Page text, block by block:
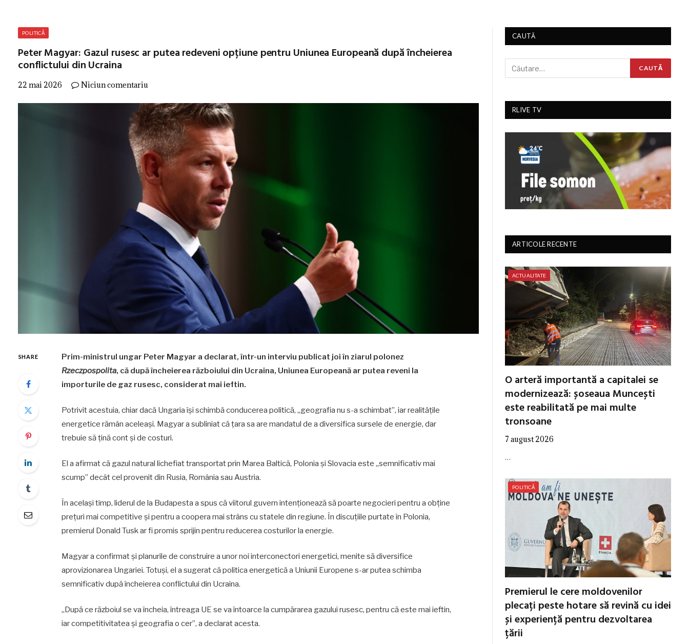
POLITICĂ
Peter Magyar: Gazul rusesc ar putea redeveni opțiune pentru Uniunea Europeană după încheierea
conflictului din Ucraina
22 mai 2026 Niciun comentariu
SHARE
Prim-ministrul ungar Peter Magyar a declarat, într-un interviu publicat joi în ziarul polonez
Rzeczpospolita, că după încheierea războiului din Ucraina, Uniunea Europeană ar putea reveni la
importurile de gaz rusesc, considerat mai ieftin.
Potrivit acestuia, chiar dacă Ungaria își schimbă conducerea politică, „geografia nu s-a schimbat”, iar realitățile
energetice rămân aceleași. Magyar a subliniat că țara sa are mandatul de a diversifica sursele de energie, dar
trebuie să țină cont și de costuri.
El a afirmat că gazul natural lichefiat transportat prin Marea Baltică, Polonia și Slovacia este „semnificativ mai
scump” decât cel provenit din Rusia, România sau Austria.
În același timp, liderul de la Budapesta a spus că viitorul guvern intenționează să poarte negocieri pentru a obține
prețuri mai competitive și pentru a coopera mai strâns cu statele din regiune. În discuțiile purtate în Polonia,
premierul Donald Tusk ar fi promis sprijin pentru reducerea costurilor la energie.
Magyar a confirmat și planurile de construire a unor noi interconectori energetici, menite să diversifice
aprovizionarea Ungariei. Totuși, el a sugerat că politica energetică a Uniunii Europene s-ar putea schimba
semnificativ după încheierea conflictului din Ucraina.
„După ce războiul se va încheia, întreaga UE se va întoarce la cumpărarea gazului rusesc, pentru că este mai ieftin,
iar competitivitatea și geografia o cer”, a declarat acesta.
CAUTĂ
RLIVE TV
ARTICOLE RECENTE
ACTUALITATE
O arteră importantă a capitalei se
modernizează: șoseaua Muncești
este reabilitată pe mai multe
tronsoane
7 august 2026
…
POLITICĂ
Premierul le cere moldovenilor
plecați peste hotare să revină cu idei
și experiență pentru dezvoltarea
țării